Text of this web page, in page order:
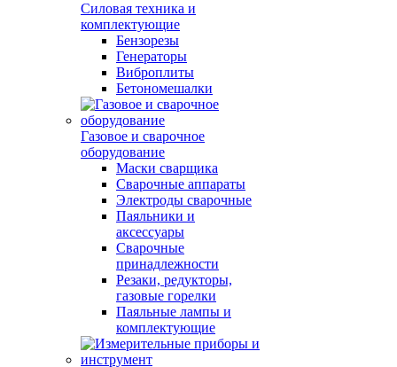
Силовая техника и
комплектующие
Бензорезы
Генераторы
Виброплиты
Бетономешалки
Газовое и сварочное
оборудование
Маски сварщика
Сварочные аппараты
Электроды сварочные
Паяльники и
аксессуары
Сварочные
принадлежности
Резаки, редукторы,
газовые горелки
Паяльные лампы и
комплектующие